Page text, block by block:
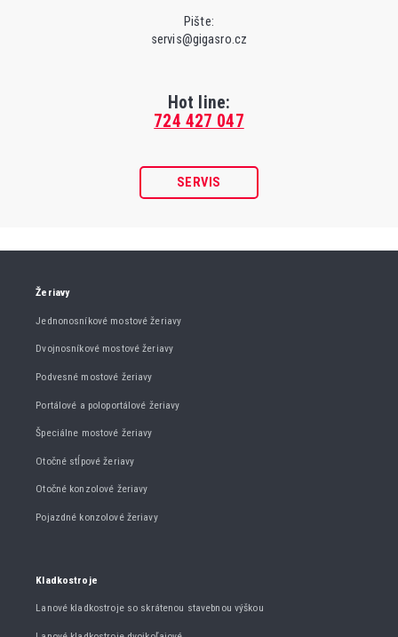
Pište:
servis@gigasro.cz
Hot line:
724 427 047
SERVIS
Žeriavy
Jednonosníkové mostové žeriavy
Dvojnosníkové mostové žeriavy
Podvesné mostové žeriavy
Portálové a poloportálové žeriavy
Špeciálne mostové žeriavy
Otočné stĺpové žeriavy
Otočné konzolové žeriavy
Pojazdné konzolové žeriavy
Kladkostroje
Lanové kladkostroje so skrátenou stavebnou výškou